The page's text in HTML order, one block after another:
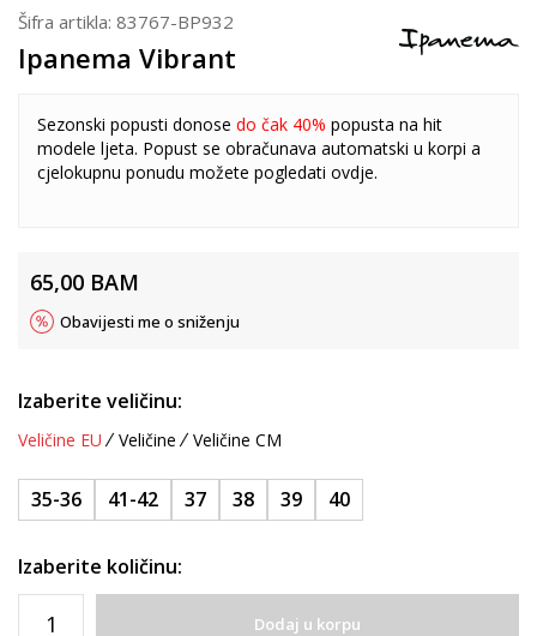
Šifra artikla: 83767-BP932
Ipanema Vibrant
Sezonski popusti donose do čak 40% popusta na hit
modele ljeta. Popust se obračunava automatski u korpi a
cjelokupnu ponudu možete pogledati ovdje.
65,00 BAM
Obavijesti me o sniženju
Izaberite veličinu:
Veličine EU Veličine Veličine CM
35-36 41-42 37 38 39 40
Izaberite količinu:
Dodaj u korpu